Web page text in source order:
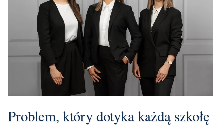
Problem, który dotyka każdą szkołę